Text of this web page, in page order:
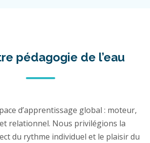
pédagogie de l’eau
d’apprentissage global : moteur,
relationnel. Nous privilégions la
du rythme individuel et le plaisir du